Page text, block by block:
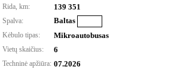
Rida, km: 139 351
Spalva: Baltas
Kėbulo tipas: Mikroautobusas
Vietų skaičius: 6
Techninė apžiūra: 07.2026